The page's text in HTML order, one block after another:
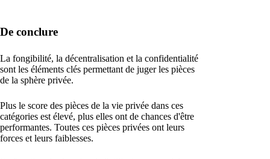
De conclure
La fongibilité, la décentralisation et la confidentialité
sont les éléments clés permettant de juger les pièces
de la sphère privée.
Plus le score des pièces de la vie privée dans ces
catégories est élevé, plus elles ont de chances d'être
performantes. Toutes ces pièces privées ont leurs
forces et leurs faiblesses.